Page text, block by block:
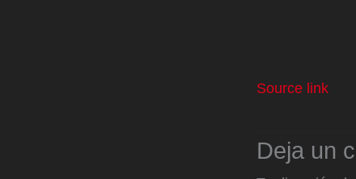
Source link
Deja un